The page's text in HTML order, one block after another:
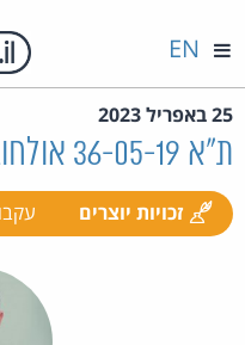
EN
25 באפריל 2023
ת"א 36-05-19 אולחובסקי נ' בריק
זכויות יוצרים עקבו